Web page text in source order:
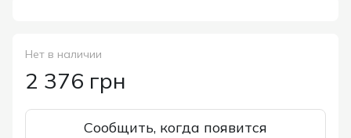
Нет в наличии
2 376 грн
Сообщить, когда появится